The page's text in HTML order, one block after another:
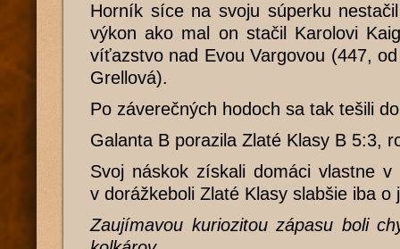
Horník síce na svoju súperku
výkon ako mal on stačil Karolovi
víťazstvo nad Evou Vargovou (447,
Grellová).
Po záverečných hodoch sa tak tešili
Galanta B porazila Zlaté Klasy B 5:3,
Svoj náskok získali domáci vlastne
v dorážkeboli Zlaté Klasy slabšie iba o
Zaujímavou kuriozitou zápasu boli